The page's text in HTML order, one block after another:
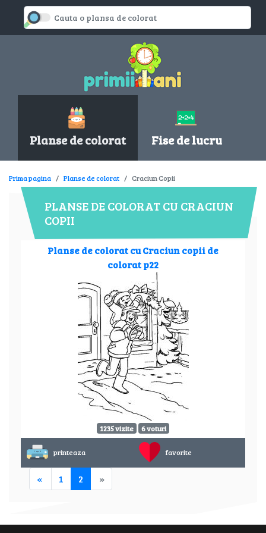
Planse de colorat Fise de lucru
Prima pagina Planse de colorat Craciun Copii
PLANSE DE COLORAT CU CRACIUN
COPII
Planse de colorat cu Craciun copii de
colorat p22
1235 vizite 6 voturi
printeaza favorite
« 1 2 »